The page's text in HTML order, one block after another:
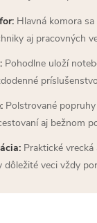
Hlavná komora
aj pracovných
Pohodlne uloží
Polstrované
aj bežnom
Praktické
dôležité veci vždy